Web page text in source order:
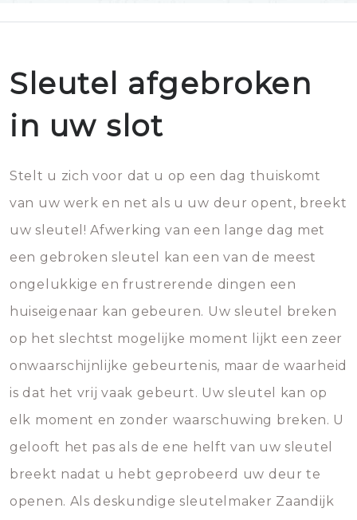
Sleutel afgebroken
in uw slot
Stelt u zich voor dat u op een dag thuiskomt
van uw werk en net als u uw deur opent, breekt
uw sleutel! Afwerking van een lange dag met
een gebroken sleutel kan een van de meest
ongelukkige en frustrerende dingen een
huiseigenaar kan gebeuren. Uw sleutel breken
op het slechtst mogelijke moment lijkt een zeer
onwaarschijnlijke gebeurtenis, maar de waarheid
is dat het vrij vaak gebeurt. Uw sleutel kan op
elk moment en zonder waarschuwing breken. U
gelooft het pas als de ene helft van uw sleutel
breekt nadat u hebt geprobeerd uw deur te
openen. Als deskundige sleutelmaker Zaandijk